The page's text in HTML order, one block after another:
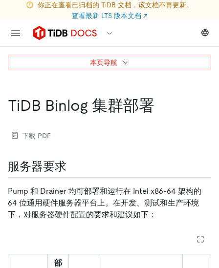
你正在查看已归档的 TiDB 文档，该文档不再更新。
查看最新 LTS 版本文档 ↗
TiDB Binlog 集群部署
下载 PDF
服务器要求
Pump 和 Drainer 均可部署和运行在 Intel x86-64 架构的
64 位通用硬件服务器平台上。在开发、测试和生产环境
下，对服务器硬件配置的要求和建议如下：
部
本页导航